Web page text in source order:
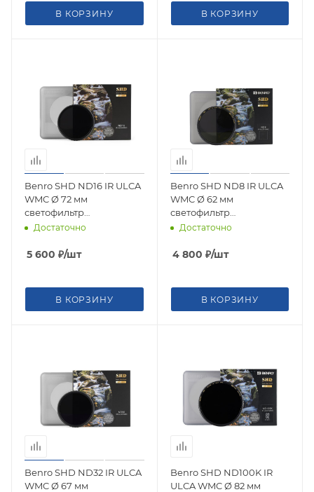
В КОРЗИНУ В КОРЗИНУ
Benro SHD ND16 IR ULCA
WMC Ø 72 мм
светофильтр
нейтрально-серый
Достаточно
5 600 ₽/шт
В КОРЗИНУ
Benro SHD ND8 IR ULCA
WMC Ø 62 мм
светофильтр
нейтрально-серый
Достаточно
4 800 ₽/шт
В КОРЗИНУ
Benro SHD ND32 IR ULCA
WMC Ø 67 мм
Benro SHD ND100K IR
ULCA WMC Ø 82 мм